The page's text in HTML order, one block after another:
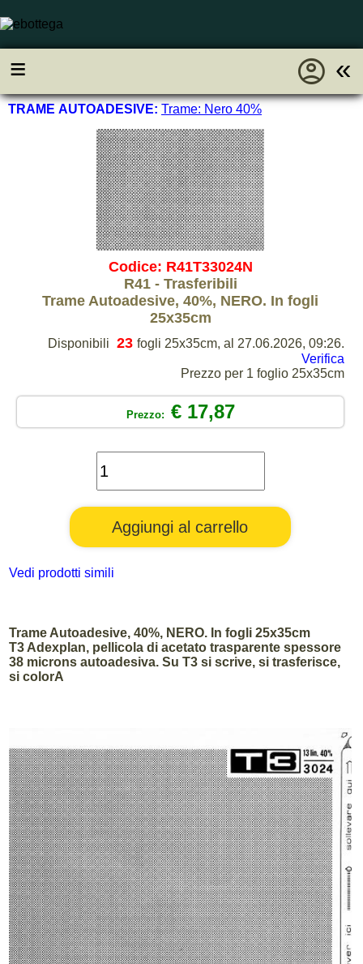
≡ «
account_circle
TRAME AUTOADESIVE: Trame: Nero 40%
Codice: R41T33024N
R41 - Trasferibili
Trame Autoadesive, 40%, NERO. In fogli
25x35cm
Disponibili 23 fogli 25x35cm, al 27.06.2026, 09:26.
Verifica
Prezzo per 1 foglio 25x35cm
Prezzo: € 17,87
Vedi prodotti simili
Trame Autoadesive, 40%, NERO. In fogli 25x35cm
T3 Adexplan, pellicola di acetato trasparente spessore
38 microns autoadesiva. Su T3 si scrive, si trasferisce,
si colorA